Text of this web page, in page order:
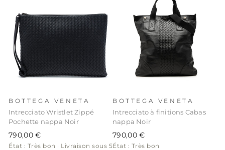
BOTTEGA VENETA
Intrecciato Wristlet Zippé
Pochette nappa Noir
790,00 €
État : Très bon · Livraison sous 5
BOTTEGA VENETA
Intrecciato à finitions Cabas
nappa Noir
790,00 €
État : Très bon